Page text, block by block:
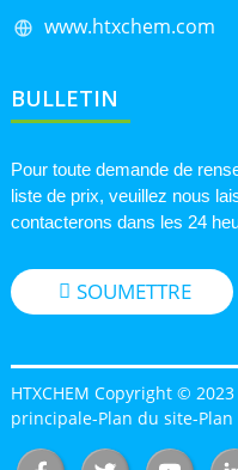
www.htxchem.com
BULLETIN
Pour toute demande de
liste de prix, veuillez nous
contacterons dans les 24
SOUMETTRE
HTXCHEM Copyright ©
principale-Plan du site-